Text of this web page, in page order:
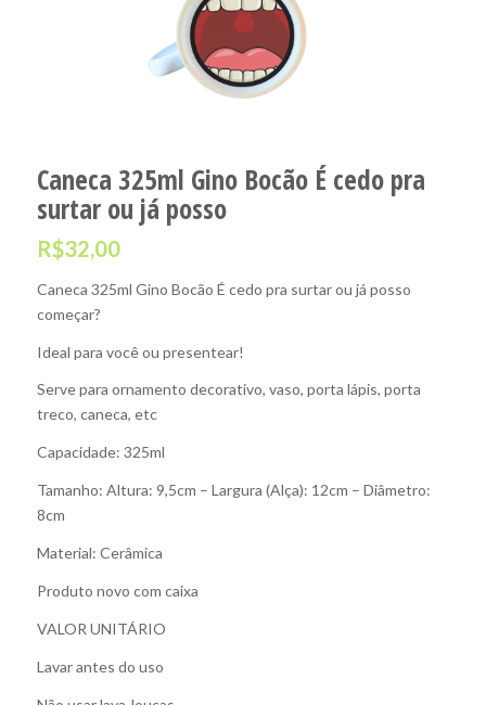
Caneca 325ml Gino Bocão É cedo pra
surtar ou já posso
R$32,00
Caneca 325ml Gino Bocão É cedo pra surtar ou já posso
começar?
Ideal para você ou presentear!
Serve para ornamento decorativo, vaso, porta lápis, porta
treco, caneca, etc
Capacidade: 325ml
Tamanho: Altura: 9,5cm – Largura (Alça): 12cm – Diâmetro:
8cm
Material: Cerâmica
Produto novo com caixa
VALOR UNITÁRIO
Lavar antes do uso